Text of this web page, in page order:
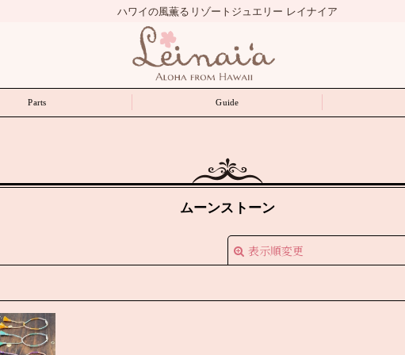
ハワイの風薫るリゾートジュエリー レイナイア
Parts Guide
ムーンストーン
表示順変更